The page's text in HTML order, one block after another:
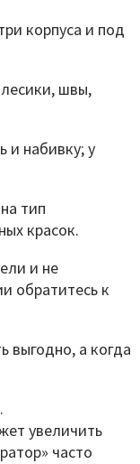
корпуса и под
швы,
и набивку; у
тип
красок.
и не
обратитесь к
выгодно, а когда
увеличить
часто